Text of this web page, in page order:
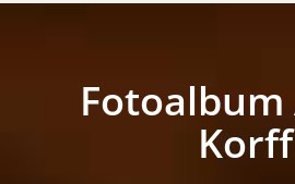
Korff